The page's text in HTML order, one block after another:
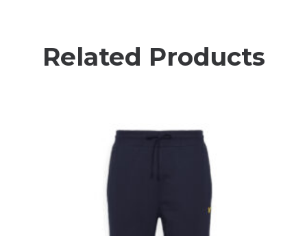
Related Products